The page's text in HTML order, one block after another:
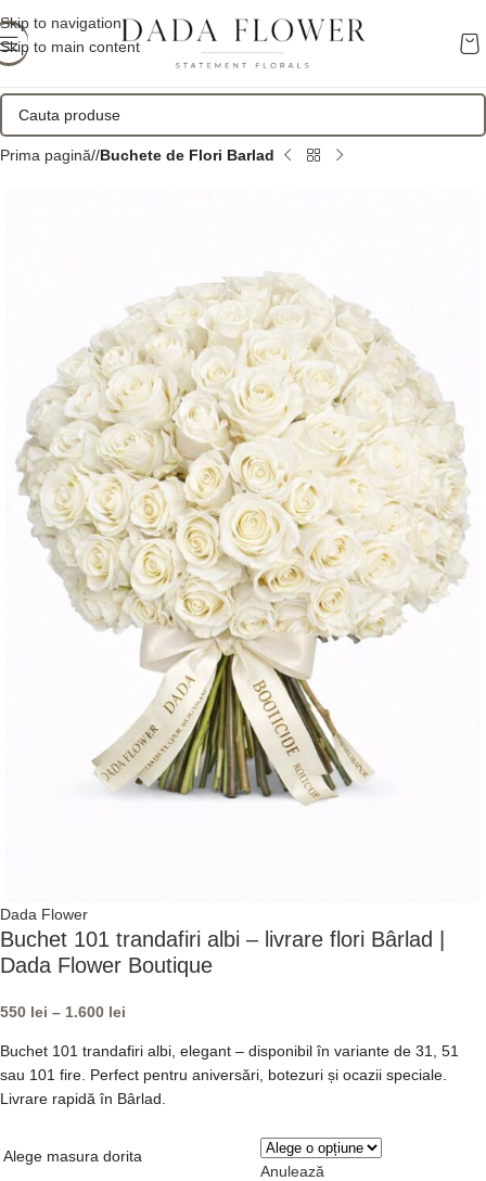
Skip to navigation
Skip to main content
Prima pagină/ Buchete de Flori Barlad
Dada Flower
Buchet 101 trandafiri albi – livrare flori Bârlad |
Dada Flower Boutique
550 lei – 1.600 lei
Buchet 101 trandafiri albi, elegant – disponibil în variante de 31, 51
sau 101 fire. Perfect pentru aniversări, botezuri și ocazii speciale.
Livrare rapidă în Bârlad.
Alege masura dorita
Anulează